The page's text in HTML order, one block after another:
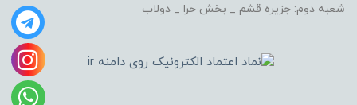
شعبه دوم: جزیره قشم _ بخش حرا _ دولاب